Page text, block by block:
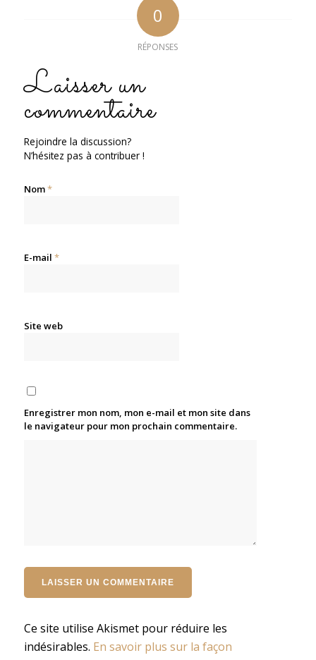
0
RÉPONSES
Laisser un
commentaire
Rejoindre la discussion?
N’hésitez pas à contribuer !
Nom*
E-mail *
Site web
Enregistrer mon nom, mon e-mail et mon site dans
le navigateur pour mon prochain commentaire.
Ce site utilise Akismet pour réduire les
indésirables. En savoir plus sur la façon